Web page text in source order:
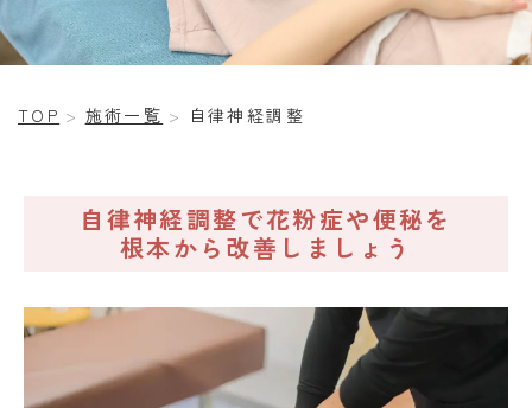
TOP 施術一覧 自律神経調整
自律神経調整で花粉症や便秘を
根本から改善しましょう